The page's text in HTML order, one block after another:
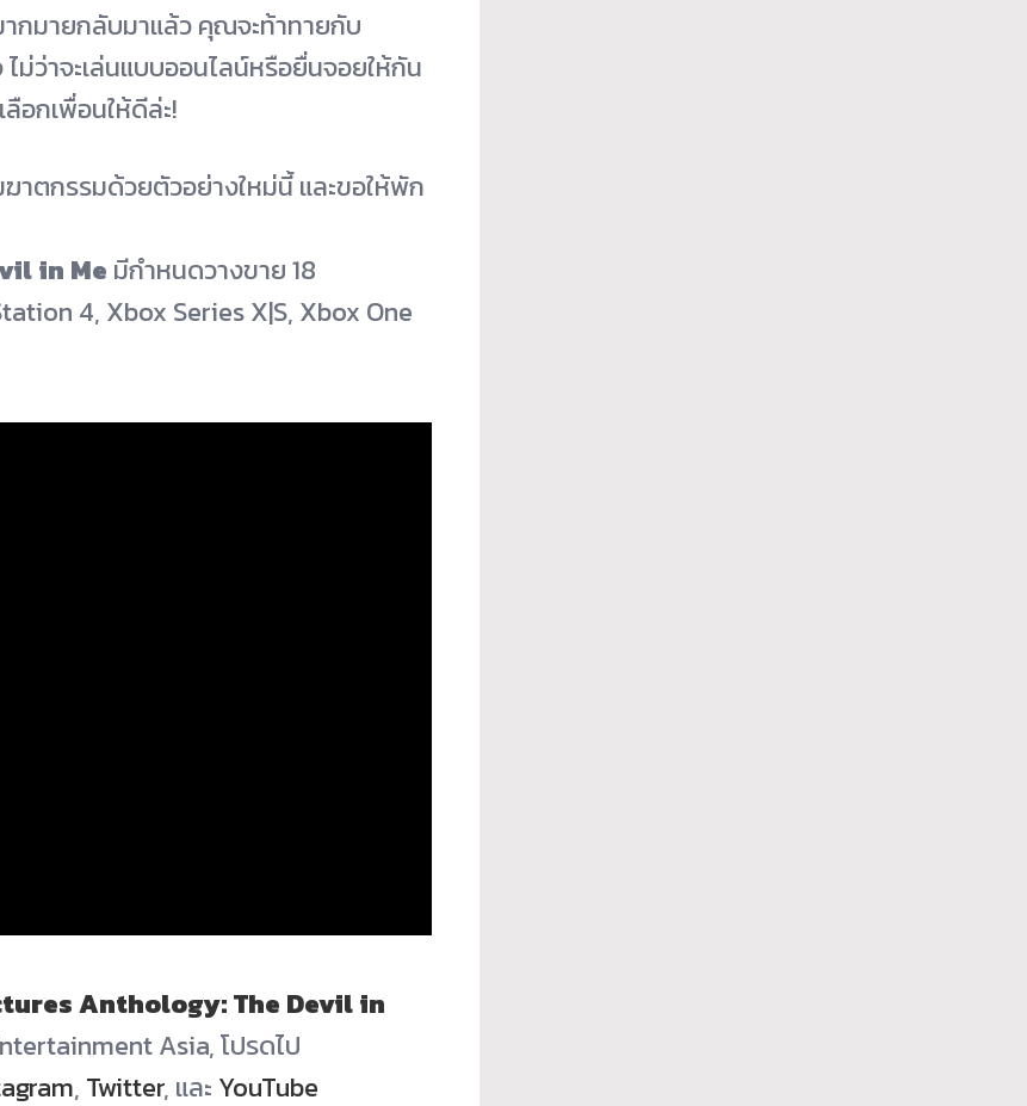
กมายกลับมาแล้ว คุณจะท้าทายกับ
ม่ว่าจะเล่นแบบออนไลน์หรือยื่นจอยให้กัน
อกเพื่อนให้ดีล่ะ!
ฆาตกรรมด้วยตัวอย่างใหม่นี้ และขอให้พัก
in Me มีกำหนดวางขาย 18
4, Xbox Series X|S, Xbox One
Anthology: The Devil in
Asia, โปรดไป
, Twitter, และ YouTube